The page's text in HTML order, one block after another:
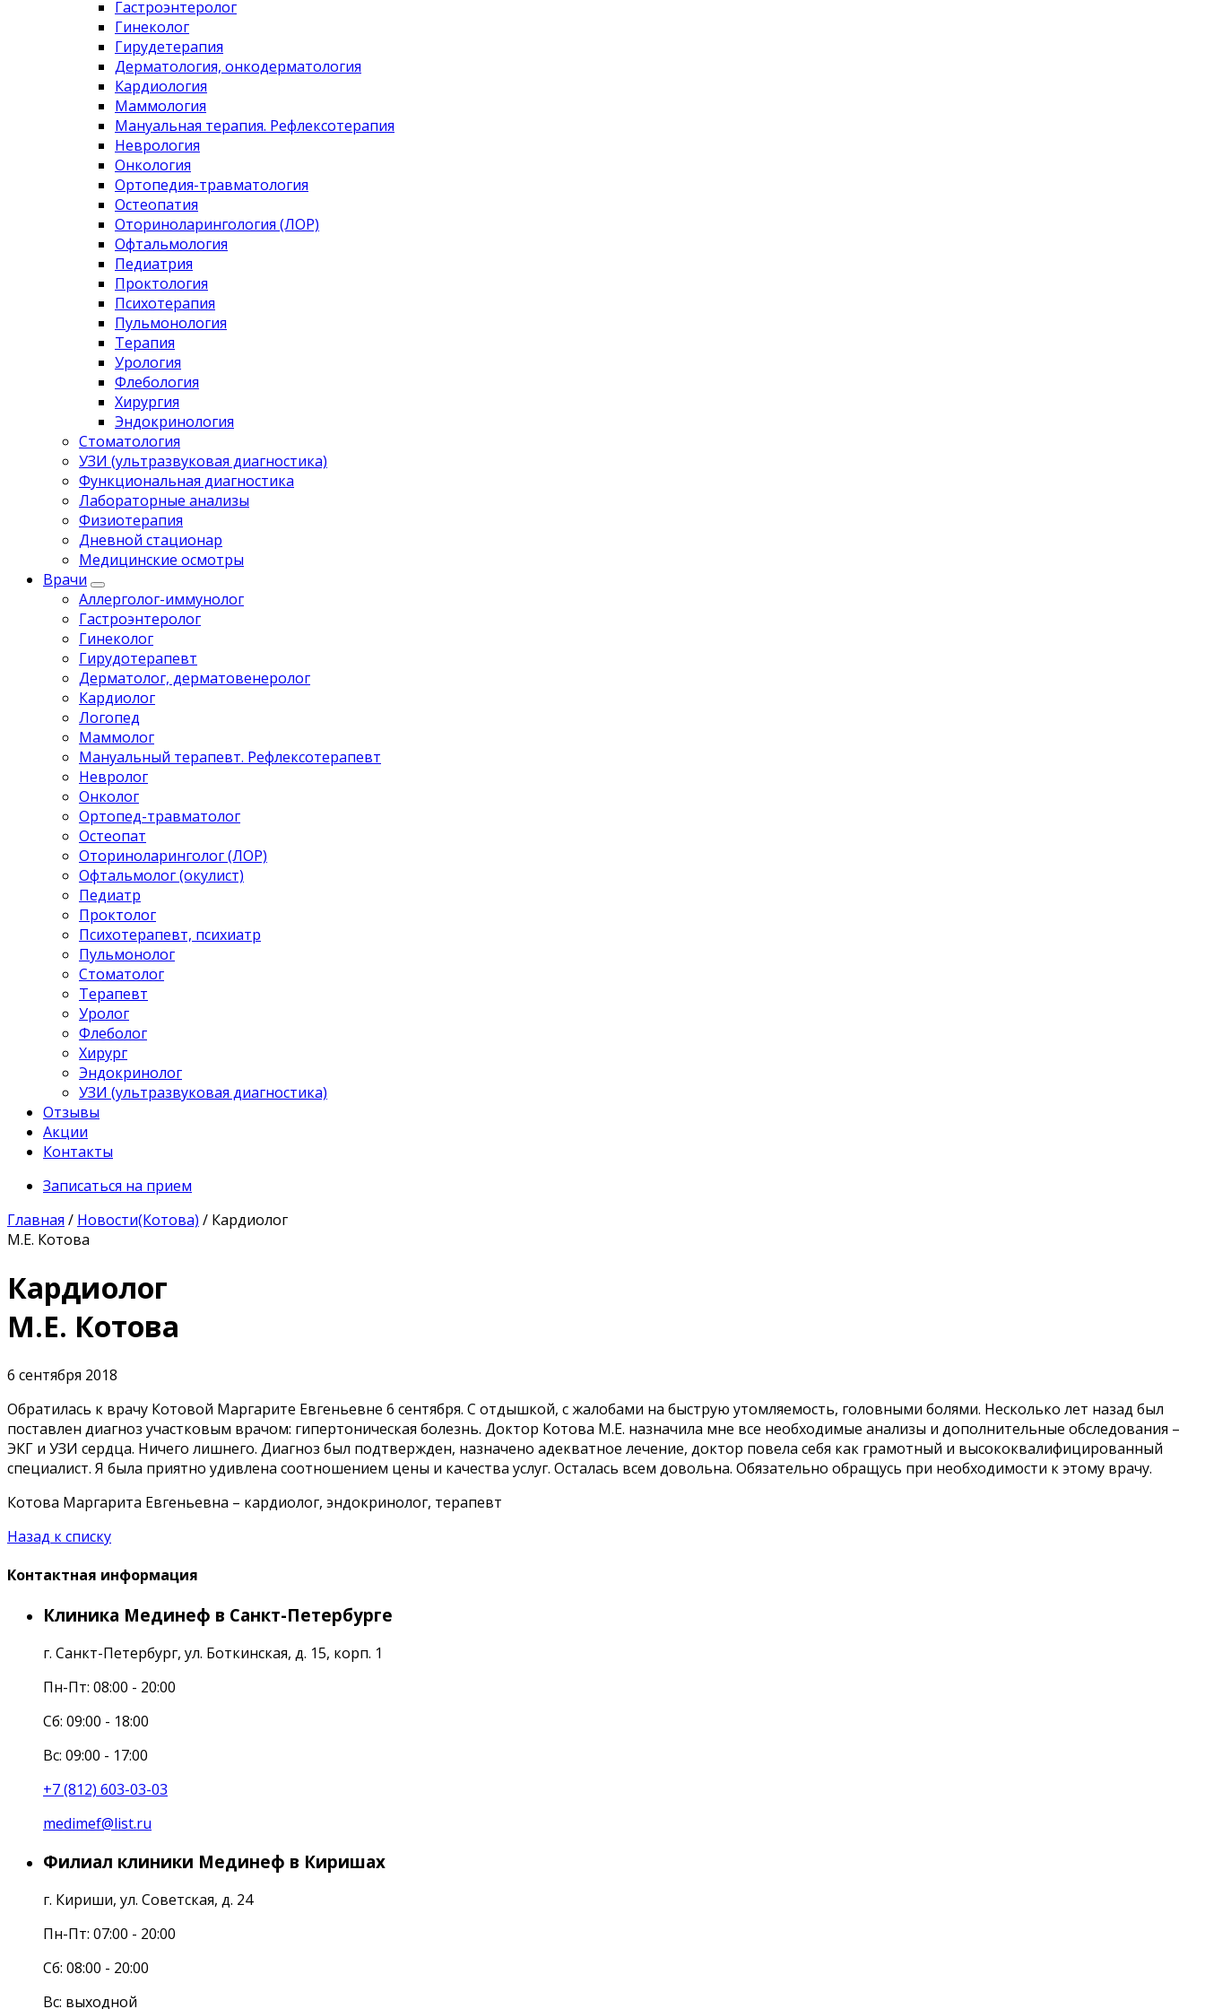
Гастроэнтеролог
Гинеколог
Гирудетерапия
Дерматология, онкодерматология
Кардиология
Маммология
Мануальная терапия. Рефлексотерапия
Неврология
Онкология
Ортопедия-травматология
Остеопатия
Оториноларингология (ЛОР)
Офтальмология
Педиатрия
Проктология
Психотерапия
Пульмонология
Терапия
Урология
Флебология
Хирургия
Эндокринология
Стоматология
УЗИ (ультразвуковая диагностика)
Функциональная диагностика
Лабораторные анализы
Физиотерапия
Дневной стационар
Медицинские осмотры
Врачи
Аллерголог-иммунолог
Гастроэнтеролог
Гинеколог
Гирудотерапевт
Дерматолог, дерматовенеролог
Кардиолог
Логопед
Маммолог
Мануальный терапевт. Рефлексотерапевт
Невролог
Онколог
Ортопед-травматолог
Остеопат
Оториноларинголог (ЛОР)
Офтальмолог (окулист)
Педиатр
Проктолог
Психотерапевт, психиатр
Пульмонолог
Стоматолог
Терапевт
Уролог
Флеболог
Хирург
Эндокринолог
УЗИ (ультразвуковая диагностика)
Отзывы
Акции
Контакты
Записаться на прием
Главная / Новости(Котова) / Кардиолог
М.Е. Котова
Кардиолог
М.Е. Котова
6 сентября 2018
Обратилась к врачу Котовой Маргарите Евгеньевне 6 сентября. С отдышкой, с жалобами на быструю утомляемость, головными болями. Несколько лет назад был
поставлен диагноз участковым врачом: гипертоническая болезнь. Доктор Котова М.Е. назначила мне все необходимые анализы и дополнительные обследования –
ЭКГ и УЗИ сердца. Ничего лишнего. Диагноз был подтвержден, назначено адекватное лечение, доктор повела себя как грамотный и высококвалифицированный
специалист. Я была приятно удивлена соотношением цены и качества услуг. Осталась всем довольна. Обязательно обращусь при необходимости к этому врачу.
Котова Маргарита Евгеньевна – кардиолог, эндокринолог, терапевт
Назад к списку
Контактная информация
Клиника Мединеф в Санкт-Петербурге
г. Санкт-Петербург, ул. Боткинская, д. 15, корп. 1
Пн-Пт: 08:00 - 20:00
Cб: 09:00 - 18:00
Вс: 09:00 - 17:00
+7 (812) 603-03-03
medimef@list.ru
Филиал клиники Мединеф в Киришах
г. Кириши, ул. Советская, д. 24
Пн-Пт: 07:00 - 20:00
Сб: 08:00 - 20:00
Вс: выходной